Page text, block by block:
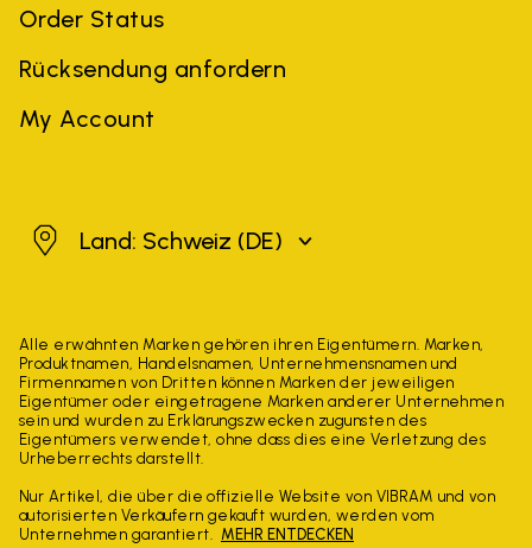
Order Status
Rücksendung anfordern
My Account
SchweizLand: Schweiz (DE)
Alle erwähnten Marken gehören ihren Eigentümern. Marken,
Produktnamen, Handelsnamen, Unternehmensnamen und
Firmennamen von Dritten können Marken der jeweiligen
Eigentümer oder eingetragene Marken anderer Unternehmen
sein und wurden zu Erklärungszwecken zugunsten des
Eigentümers verwendet, ohne dass dies eine Verletzung des
Urheberrechts darstellt.
Nur Artikel, die über die offizielle Website von VIBRAM und von
autorisierten Verkäufern gekauft wurden, werden vom
Unternehmen garantiert. MEHR ENTDECKEN